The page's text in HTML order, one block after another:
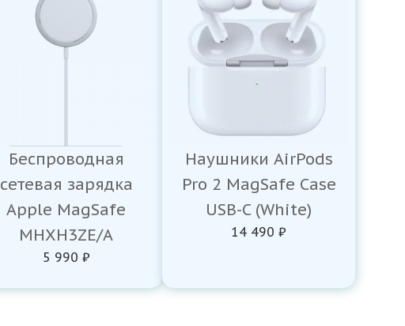
Беспроводная
сетевая зарядка
Apple MagSafe
MHXH3ZE/A
5 990 ₽
Наушники AirPods
Pro 2 MagSafe Case
USB-C (White)
14 490 ₽